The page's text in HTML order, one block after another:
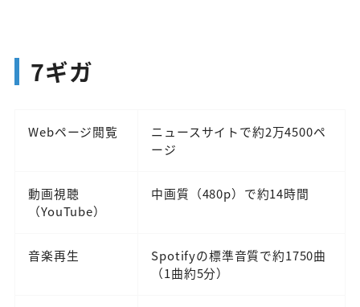
7ギガ
Webページ閲覧
ニュースサイトで約2万4500ペ
ージ
動画視聴
（YouTube）
中画質（480p）で約14時間
音楽再生
Spotifyの標準音質で約1750曲
（1曲約5分）